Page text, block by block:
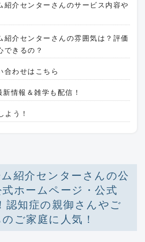
紹介センターさんのサービス内容や
紹介センターさんの雰囲気は？評価
できるの？
合わせはこちら
情報＆雑学も配信！
よう！
紹介センターさんの公
ホームページ・公式
認知症の親御さんやご
ご家庭に人気！